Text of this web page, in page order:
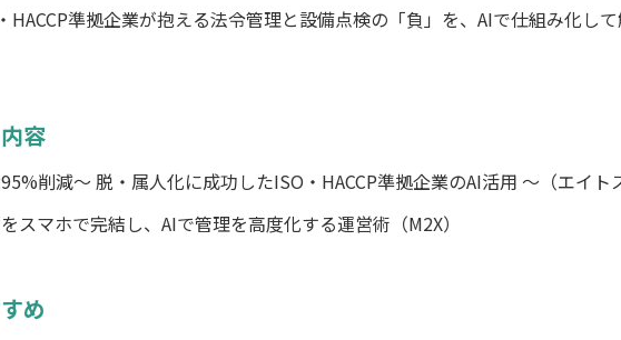
HACCP準拠企業が抱える法令管理と設備点検の「負」を、AIで仕組み化し
容
削減〜 脱・属人化に成功したISO・HACCP準拠企業のAI活用 〜（エイト
スマホで完結し、AIで管理を高度化する運営術（M2X）
め